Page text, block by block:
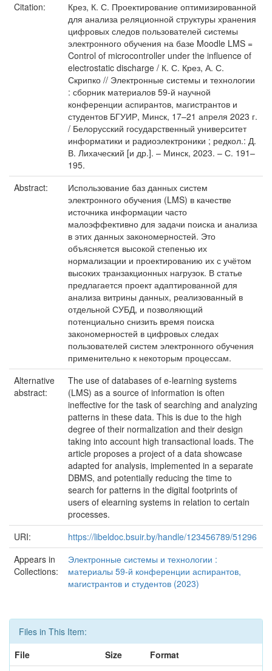
Citation:
Крез, К. С. Проектирование оптимизированной
для анализа реляционной структуры хранения
цифровых следов пользователей системы
электронного обучения на базе Moodle LMS =
Control of microcontroller under the influence of
electrostatic discharge / К. С. Крез, А. С.
Скрипко // Электронные системы и технологии
: сборник материалов 59-й научной
конференции аспирантов, магистрантов и
студентов БГУИР, Минск, 17–21 апреля 2023 г.
/ Белорусский государственный университет
информатики и радиоэлектроники ; редкол.: Д.
В. Лихаческий [и др.]. – Минск, 2023. – С. 191–
195.
Abstract:
Использование баз данных систем
электронного обучения (LMS) в качестве
источника информации часто
малоэффективно для задачи поиска и анализа
в этих данных закономерностей. Это
объясняется высокой степенью их
нормализации и проектированию их с учётом
высоких транзакционных нагрузок. В статье
предлагается проект адаптированной для
анализа витрины данных, реализованный в
отдельной СУБД, и позволяющий
потенциально снизить время поиска
закономерностей в цифровых следах
пользователей систем электронного обучения
применительно к некоторым процессам.
Alternative
abstract:
The use of databases of e-learning systems
(LMS) as a source of information is often
ineffective for the task of searching and analyzing
patterns in these data. This is due to the high
degree of their normalization and their design
taking into account high transactional loads. The
article proposes a project of a data showcase
adapted for analysis, implemented in a separate
DBMS, and potentially reducing the time to
search for patterns in the digital footprints of
users of elearning systems in relation to certain
processes.
URI:
https://libeldoc.bsuir.by/handle/123456789/51296
Appears in
Collections:
Электронные системы и технологии :
материалы 59-й конференции аспирантов,
магистрантов и студентов (2023)
Files in This Item:
File
Size Format